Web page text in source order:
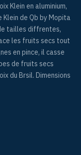
Klein en aluminium,
Klein de Qb by Mopita
tailles diffrentes,
les fruits secs tout
en pince, il casse
de fruits secs
du Brsil. Dimensions